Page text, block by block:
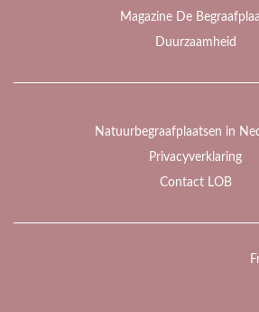
Magazine De
Duurzaamheid
Natuurbegraafplaatsen in
Privacyverklaring
Contact LOB